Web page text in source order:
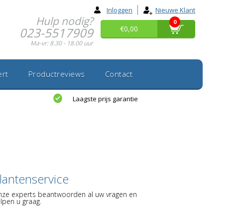
Inloggen Nieuwe Klant
Hulp nodig?
023-5517909
Ma-vr: 8.30 - 18.00 uur
€0,00
0
Productreviews Contact
Laagste prijs garantie
experts beantwoorden al uw vragen en
u graag.